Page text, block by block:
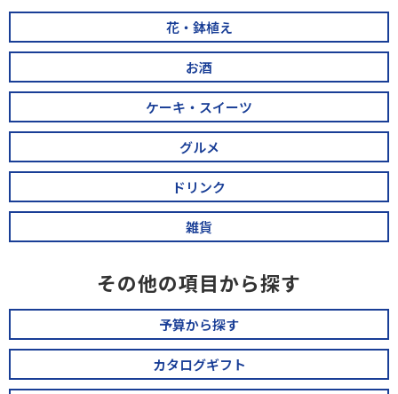
花・鉢植え
お酒
ケーキ・スイーツ
グルメ
ドリンク
雑貨
その他の項目から探す
予算から探す
カタログギフト